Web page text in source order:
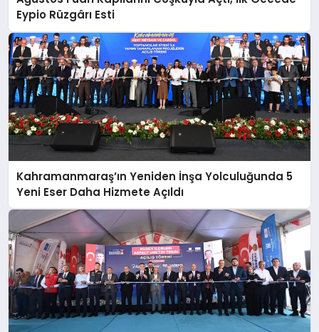
Eypio Rüzgârı Esti
Kahramanmaraş’ın Yeniden İnşa Yolculuğunda 5
Yeni Eser Daha Hizmete Açıldı